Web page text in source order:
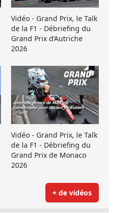
Vidéo - Grand Prix, le Talk
de la F1 - Débriefing du
Grand Prix d’Autriche
2026
Vidéo - Grand Prix, le Talk
de la F1 - Débriefing du
Grand Prix de Monaco
2026
+ de vidéos